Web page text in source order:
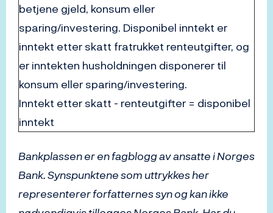
betjene gjeld, konsum eller
sparing/investering. Disponibel inntekt er
inntekt etter skatt fratrukket renteutgifter, og
er inntekten husholdningen disponerer til
konsum eller sparing/investering.
Inntekt etter skatt - renteutgifter = disponibel
inntekt
Bankplassen er en fagblogg av ansatte i Norges
Bank. Synspunktene som uttrykkes her
representerer forfatternes syn og kan ikke